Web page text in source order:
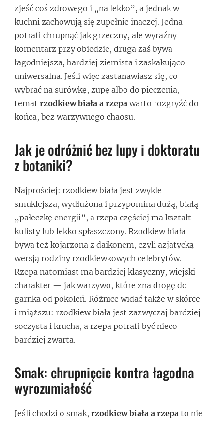
zjeść coś zdrowego i „na lekko”, a jednak w
kuchni zachowują się zupełnie inaczej. Jedna
potrafi chrupnąć jak grzeczny, ale wyraźny
komentarz przy obiedzie, druga zaś bywa
łagodniejsza, bardziej ziemista i zaskakująco
uniwersalna. Jeśli więc zastanawiasz się, co
wybrać na surówkę, zupę albo do pieczenia,
temat rzodkiew biała a rzepa warto rozgryźć do
końca, bez warzywnego chaosu.
Jak je odróżnić bez lupy i doktoratu
z botaniki?
Najprościej: rzodkiew biała jest zwykle
smuklejsza, wydłużona i przypomina dużą, białą
„pałeczkę energii”, a rzepa częściej ma kształt
kulisty lub lekko spłaszczony. Rzodkiew biała
bywa też kojarzona z daikonem, czyli azjatycką
wersją rodziny rzodkiewkowych celebrytów.
Rzepa natomiast ma bardziej klasyczny, wiejski
charakter — jak warzywo, które zna drogę do
garnka od pokoleń. Różnice widać także w skórce
i miąższu: rzodkiew biała jest zazwyczaj bardziej
soczysta i krucha, a rzepa potrafi być nieco
bardziej zwarta.
Smak: chrupnięcie kontra łagodna
wyrozumiałość
Jeśli chodzi o smak, rzodkiew biała a rzepa to nie